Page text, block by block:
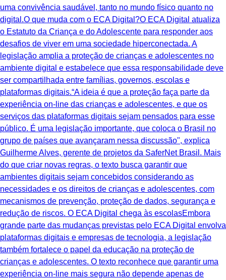
uma convivência saudável, tanto no mundo físico quanto no
digital.O que muda com o ECA Digital?O ECA Digital atualiza
o Estatuto da Criança e do Adolescente para responder aos
desafios de viver em uma sociedade hiperconectada. A
legislação amplia a proteção de crianças e adolescentes no
ambiente digital e estabelece que essa responsabilidade deve
ser compartilhada entre famílias, governos, escolas e
plataformas digitais.“A ideia é que a proteção faça parte da
experiência on-line das crianças e adolescentes, e que os
serviços das plataformas digitais sejam pensados para esse
público. É uma legislação importante, que coloca o Brasil no
grupo de países que avançaram nessa discussão", explica
Guilherme Alves, gerente de projetos da SaferNet Brasil. Mais
do que criar novas regras, o texto busca garantir que
ambientes digitais sejam concebidos considerando as
necessidades e os direitos de crianças e adolescentes, com
mecanismos de prevenção, proteção de dados, segurança e
redução de riscos. O ECA Digital chega às escolasEmbora
grande parte das mudanças previstas pelo ECA Digital envolva
plataformas digitais e empresas de tecnologia, a legislação
também fortalece o papel da educação na proteção de
crianças e adolescentes. O texto reconhece que garantir uma
experiência on-line mais segura não depende apenas de